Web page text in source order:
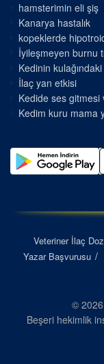
hamsterimin eli şiş
Kanarya hastalık
kopeklerde
İyileşmeyen burnu
Kedinin
İlaç yan etkisi
Kedide ses gitmesi
Kedim kuru mama
Veteriner İlaç
Yazar Başvurusu
©
Beşeri hekimlik